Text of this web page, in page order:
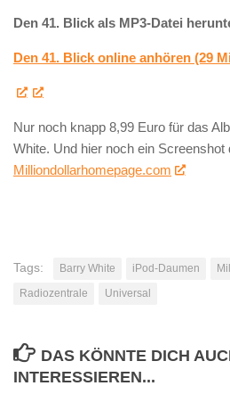
Den 41. Blick als MP3-Datei
Den 41. Blick online anhören (29
Nur noch knapp 8,99 Euro für das
White. Und hier noch ein Screenshot
Milliondollarhomepage.com
Tags: Barry White iPod-Daumen
Radiozentrale
Universal
DAS KÖNNTE DICH
INTERESSIEREN...